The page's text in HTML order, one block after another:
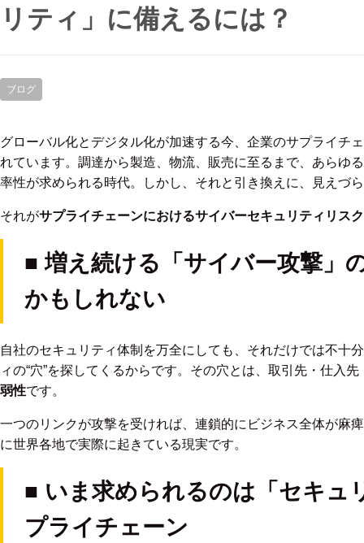
リティ」に備えるには？
ブログ
グローバル化とデジタル化が加速する今、企業のサプライチ
れています。調達から製造、物流、販売に至るまで、あらゆ
率性が求められる時代。しかし、それと引き換えに、見えづ
それがサプライチェーンにおけるサイバーセキュリティリスク
■ 増え続ける「サイバー攻撃」
かもしれない
自社のセキュリティ体制を万全にしても、それだけでは不十
ィの“穴”を探してくるからです。その穴とは、取引先・仕入
弱性です。
一つのリンクが攻撃を受ければ、連鎖的にビジネス全体が
に世界各地で実際に起きている現実です。
■ いま求められるのは「セキュ
プライチェーン